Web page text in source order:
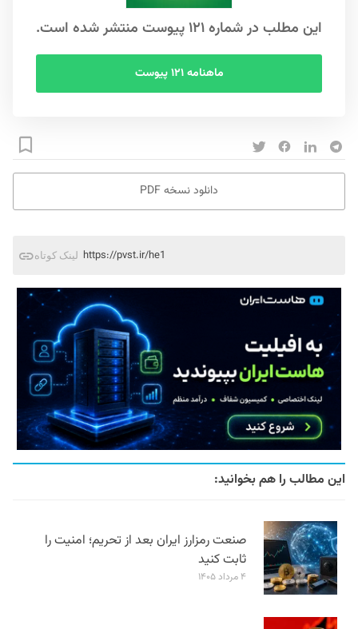
این مطلب در شماره ۱۲۱ پیوست منتشر شده است.
ماهنامه ۱۲۱ پیوست
دانلود نسخه PDF
لینک کوتاه https://pvst.ir/he1
این مطالب را هم بخوانید:
صنعت رمزارز ایران بعد از تحریم؛ امنیت را
ثابت کنید
۴ مرداد ۱۴۰۵